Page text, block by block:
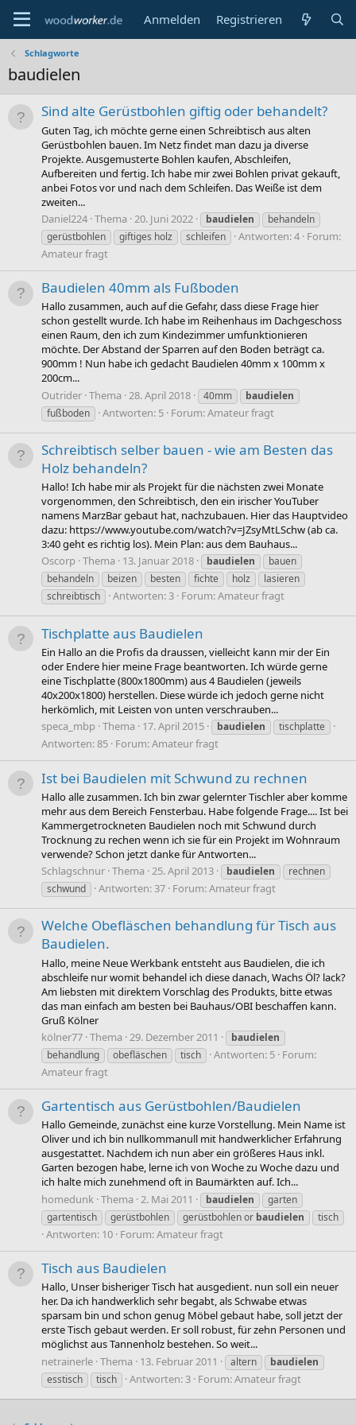
Anmelden Registrieren
Schlagworte
baudielen
Sind alte Gerüstbohlen giftig oder behandelt?
Guten Tag, ich möchte gerne einen Schreibtisch aus alten
Gerüstbohlen bauen. Im Netz findet man dazu ja diverse
Projekte. Ausgemusterte Bohlen kaufen, Abschleifen,
Aufbereiten und fertig. Ich habe mir zwei Bohlen privat gekauft,
anbei Fotos vor und nach dem Schleifen. Das Weiße ist dem
zweiten...
Daniel224 Thema 20. Juni 2022 baudielen
behandeln
gerüstbohlen
giftiges holz schleifen Antworten: 4 Forum:
Amateur fragt
Baudielen 40mm als Fußboden
Hallo zusammen, auch auf die Gefahr, dass diese Frage hier
schon gestellt wurde. Ich habe im Reihenhaus im Dachgeschoss
einen Raum, den ich zum Kindezimmer umfunktionieren
möchte. Der Abstand der Sparren auf den Boden beträgt ca.
900mm ! Nun habe ich gedacht Baudielen 40mm x 100mm x
200cm...
Outrider Thema 28. April 2018 40mm
baudielen
fußboden
Antworten: 5 Forum:Amateur fragt
Schreibtisch selber bauen - wie am Besten das
Holz behandeln?
Hallo! Ich habe mir als Projekt für die nächsten zwei Monate
vorgenommen, den Schreibtisch, den ein irischer YouTuber
namens MarzBar gebaut hat, nachzubauen. Hier das Hauptvideo
dazu: https://www.youtube.com/watch?v=JZsyMtLSchw (ab ca.
3:40 geht es richtig los). Mein Plan: aus dem Bauhaus...
Oscorp Thema 13. Januar 2018 baudielen
bauen
behandeln
beizen besten fichte holz
lasieren
schreibtisch
Antworten: 3 Forum:Amateur fragt
Tischplatte aus Baudielen
Ein Hallo an die Profis da draussen, vielleicht kann mir der Ein
oder Endere hier meine Frage beantworten. Ich würde gerne
eine Tischplatte (800x1800mm) aus 4 Baudielen (jeweils
40x200x1800) herstellen. Diese würde ich jedoch gerne nicht
herkömlich, mit Leisten von unten verschrauben...
speca_mbp Thema 17. April 2015 baudielen tischplatte
Antworten: 85 Forum:Amateur fragt
Ist bei Baudielen mit Schwund zu rechnen
Hallo alle zusammen. Ich bin zwar gelernter Tischler aber komme
mehr aus dem Bereich Fensterbau. Habe folgende Frage.... Ist bei
Kammergetrockneten Baudielen noch mit Schwund durch
Trocknung zu rechen wenn ich sie für ein Projekt im Wohnraum
verwende? Schon jetzt danke für Antworten...
Schlagschnur Thema 25. April 2013 baudielen
rechnen
schwund
Antworten: 37 Forum:Amateur fragt
Welche Obefläschen behandlung für Tisch aus
Baudielen.
Hallo, meine Neue Werkbank entsteht aus Baudielen, die ich
abschleife nur womit behandel ich diese danach, Wachs Öl? lack?
Am liebsten mit direktem Vorschlag des Produkts, bitte etwas
das man einfach am besten bei Bauhaus/OBI beschaffen kann.
Gruß Kölner
kölner77 Thema 29. Dezember 2011
baudielen
behandlung
obefläschen tisch Antworten: 5 Forum:
Amateur fragt
Gartentisch aus Gerüstbohlen/Baudielen
Hallo Gemeinde, zunächst eine kurze Vorstellung. Mein Name ist
Oliver und ich bin nullkommanull mit handwerklicher Erfahrung
ausgestattet. Nachdem ich nun aber ein größeres Haus inkl.
Garten bezogen habe, lerne ich von Woche zu Woche dazu und
ich halte mich zunehmend oft in Baumärkten auf. Ich...
homedunk Thema 2. Mai 2011 baudielen
garten
gartentisch
gerüstbohlen gerüstbohlen or baudielen tisch
Antworten: 10 Forum:Amateur fragt
Tisch aus Baudielen
Hallo, Unser bisheriger Tisch hat ausgedient. nun soll ein neuer
her. Da ich handwerklich sehr begabt, als Schwabe etwas
sparsam bin und schon genug Möbel gebaut habe, soll jetzt der
erste Tisch gebaut werden. Er soll robust, für zehn Personen und
möglichst aus Tannenholz bestehen. So weit...
netrainerle Thema 13. Februar 2011 altern
baudielen
esstisch
tisch Antworten: 3 Forum:Amateur fragt